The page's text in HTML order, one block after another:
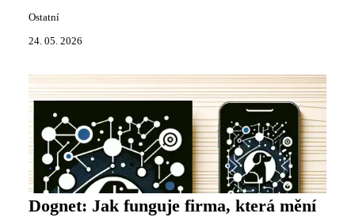
Ostatní
24. 05. 2026
Dognet: Jak funguje firma, která mění